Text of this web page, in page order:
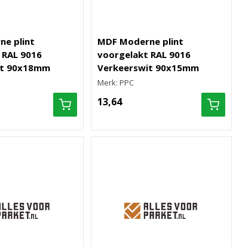
plint
9016
90x18mm
MDF Moderne plint
voorgelakt RAL 9016
Verkeerswit 90x15mm
Merk: PPC
13,64